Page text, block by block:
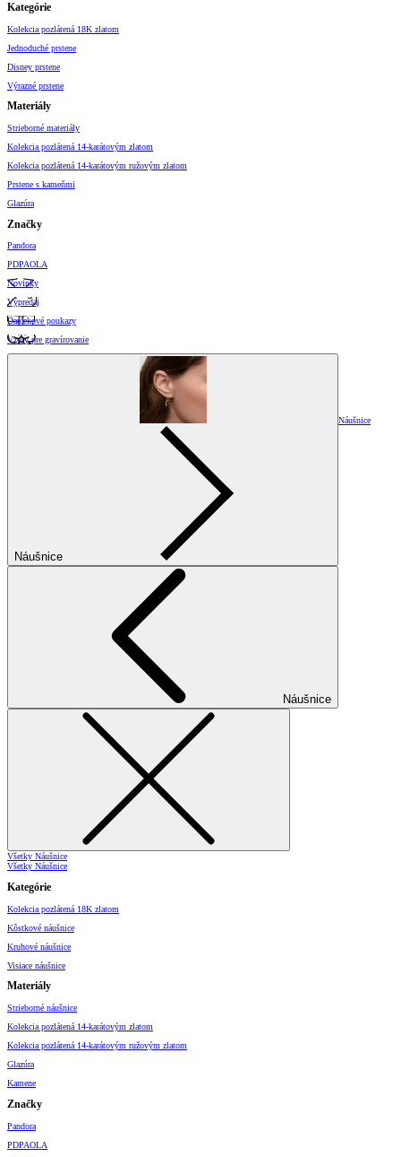
Kategórie
Kolekcia pozlátená 18K zlatom
Jednoduché prstene
Disney prstene
Výrazné prstene
Materiály
Strieborné materiály
Kolekcia pozlátená 14-karátovým zlatom
Kolekcia pozlátená 14-karátovým ružovým zlatom
Prstene s kameňmi
Glazúra
Značky
Pandora
PDPAOLA
Novinky
Výpredaj
Darčekové poukazy
Vzory pre gravírovanie
Náušnice
Náušnice
Náušnice
Všetky Náušnice
Všetky Náušnice
Kategórie
Kolekcia pozlátená 18K zlatom
Kôstkové náušnice
Kruhové náušnice
Visiace náušnice
Materiály
Strieborné náušnice
Kolekcia pozlátená 14-karátovým zlatom
Kolekcia pozlátená 14-karátovým ružovým zlatom
Glazúra
Kamene
Značky
Pandora
PDPAOLA